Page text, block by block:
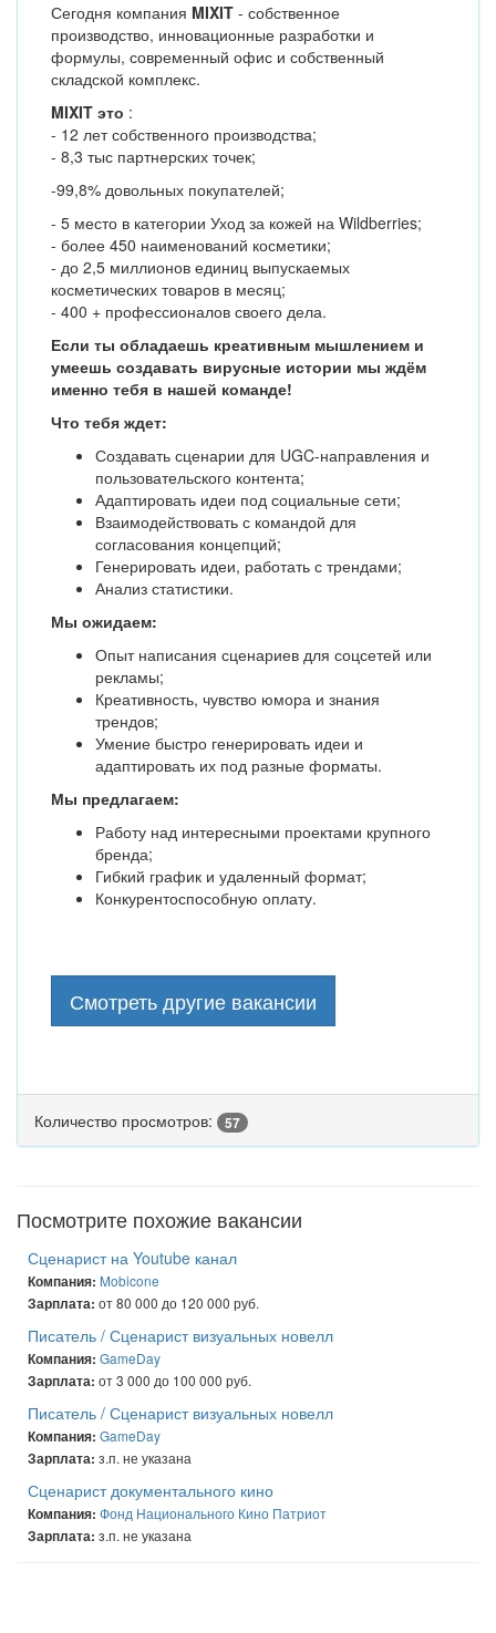
Сегодня компания MIXIT - собственное
производство, инновационные разработки и
формулы, современный офис и собственный
складской комплекс.
MIXIT это :
- 12 лет собственного производства;
- 8,3 тыс партнерских точек;
-99,8% довольных покупателей;
- 5 место в категории Уход за кожей на Wildberries;
- более 450 наименований косметики;
- до 2,5 миллионов единиц выпускаемых
косметических товаров в месяц;
- 400 + профессионалов своего дела.
Если ты обладаешь креативным мышлением и
умеешь создавать вирусные истории мы ждём
именно тебя в нашей команде!
Что тебя ждет:
Создавать сценарии для UGC-направления и
пользовательского контента;
Адаптировать идеи под социальные сети;
Взаимодействовать с командой для
согласования концепций;
Генерировать идеи, работать с трендами;
Анализ статистики.
Мы ожидаем:
Опыт написания сценариев для соцсетей или
рекламы;
Креативность, чувство юмора и знания
трендов;
Умение быстро генерировать идеи и
адаптировать их под разные форматы.
Мы предлагаем:
Работу над интересными проектами крупного
бренда;
Гибкий график и удаленный формат;
Конкурентоспособную оплату.
Смотреть другие вакансии
Количество просмотров: 57
Посмотрите похожие вакансии
Сценарист на Youtube канал
Компания: Mobicone
Зарплата: от 80 000 до 120 000 руб.
Писатель / Сценарист визуальных новелл
Компания: GameDay
Зарплата: от 3 000 до 100 000 руб.
Писатель / Сценарист визуальных новелл
Компания: GameDay
Зарплата: з.п. не указана
Сценарист документального кино
Компания: Фонд Национального Кино Патриот
Зарплата: з.п. не указана